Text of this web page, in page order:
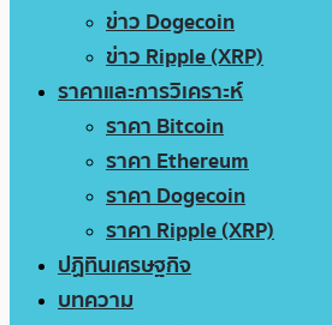
ข่าว Dogecoin
ข่าว Ripple (XRP)
ราคาและการวิเคราะห์
ราคา Bitcoin
ราคา Ethereum
ราคา Dogecoin
ราคา Ripple (XRP)
ปฏิทินเศรษฐกิจ
บทความ